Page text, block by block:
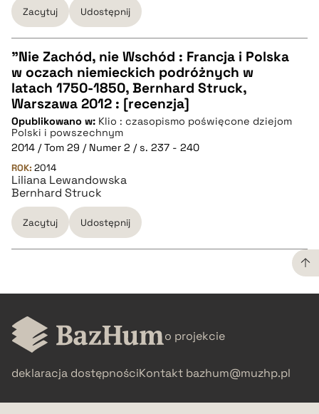
Zacytuj Udostępnij
CZYSTY TEKST
pobierz cytat
BIBTEX
pobierz cytat
"Nie Zachód, nie Wschód : Francja i Polska
w oczach niemieckich podróżnych w
latach 1750-1850, Bernhard Struck,
Warszawa 2012 : [recenzja]
Opublikowano w: Klio : czasopismo poświęcone dziejom
Polski i powszechnym
2014 / Tom 29 / Numer 2 / s. 237 - 240
ROK: 2014
Liliana Lewandowska
Bernhard Struck
Zacytuj Udostępnij
CZYSTY TEKST
pobierz cytat
BIBTEX
o projekcie
deklaracja dostępnościKontakt bazhum@muzhp.pl